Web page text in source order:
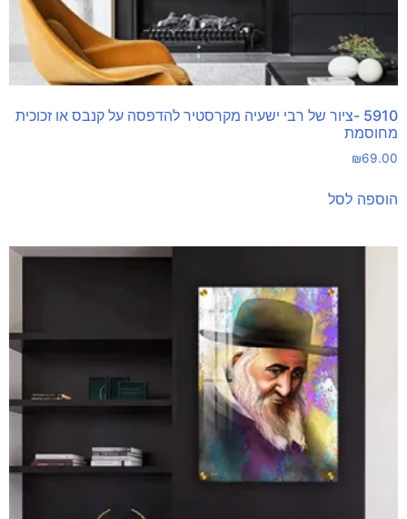
5910 -ציור של רבי ישעיה מקרסטיר להדפסה על קנבס או זכוכית
מחוסמת
₪69.00
הוספה לסל